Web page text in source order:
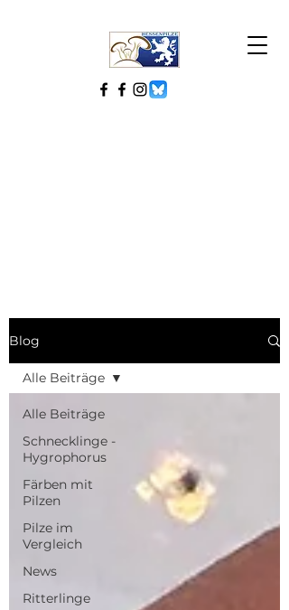
Blog
Alle Beiträge
Schnecklinge -
Hygrophorus
Färben mit
Pilzen
Pilze im
Vergleich
News
Ritterlinge
Alle Beiträge